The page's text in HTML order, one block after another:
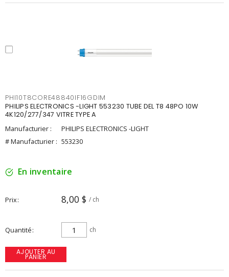
PHI10T8CORE48840IF16GDIM
PHILIPS ELECTRONICS -LIGHT 553230 TUBE DEL T8 48PO 10W
4K120/277/347 VITRE TYPE A
Manufacturier :
PHILIPS ELECTRONICS -LIGHT
# Manufacturier : 553230
En inventaire
Prix 8,00 $ / ch
Quantité ch
AJOUTER AU
PANIER